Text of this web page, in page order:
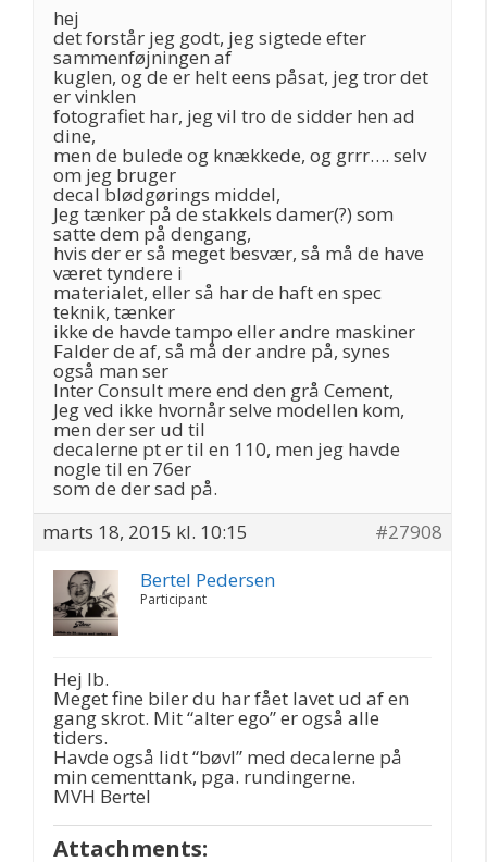
hej
det forstår jeg godt, jeg sigtede efter
sammenføjningen af
kuglen, og de er helt eens påsat, jeg tror det
er vinklen
fotografiet har, jeg vil tro de sidder hen ad
dine,
men de bulede og knækkede, og grrr…. selv
om jeg bruger
decal blødgørings middel,
Jeg tænker på de stakkels damer(?) som
satte dem på dengang,
hvis der er så meget besvær, så må de have
været tyndere i
materialet, eller så har de haft en spec
teknik, tænker
ikke de havde tampo eller andre maskiner
Falder de af, så må der andre på, synes
også man ser
Inter Consult mere end den grå Cement,
Jeg ved ikke hvornår selve modellen kom,
men der ser ud til
decalerne pt er til en 110, men jeg havde
nogle til en 76er
som de der sad på.
marts 18, 2015 kl. 10:15
#27908
Bertel Pedersen
Participant
Hej Ib.
Meget fine biler du har fået lavet ud af en
gang skrot. Mit “alter ego” er også alle
tiders.
Havde også lidt “bøvl” med decalerne på
min cementtank, pga. rundingerne.
MVH Bertel
Attachments: